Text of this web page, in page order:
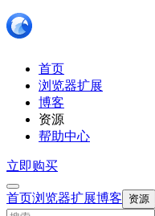
首页
浏览器扩展
博客
资源
帮助中心
立即购买
首页浏览器扩展博客 资源